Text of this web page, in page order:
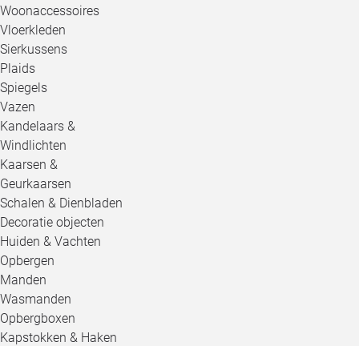
Woonaccessoires
Vloerkleden
Sierkussens
Plaids
Spiegels
Vazen
Kandelaars &
Windlichten
Kaarsen &
Geurkaarsen
Schalen & Dienbladen
Decoratie objecten
Huiden & Vachten
Opbergen
Manden
Wasmanden
Opbergboxen
Kapstokken & Haken